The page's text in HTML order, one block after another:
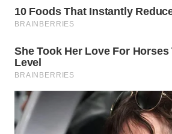
WN
WN
NATUNA
WN
BINTAN